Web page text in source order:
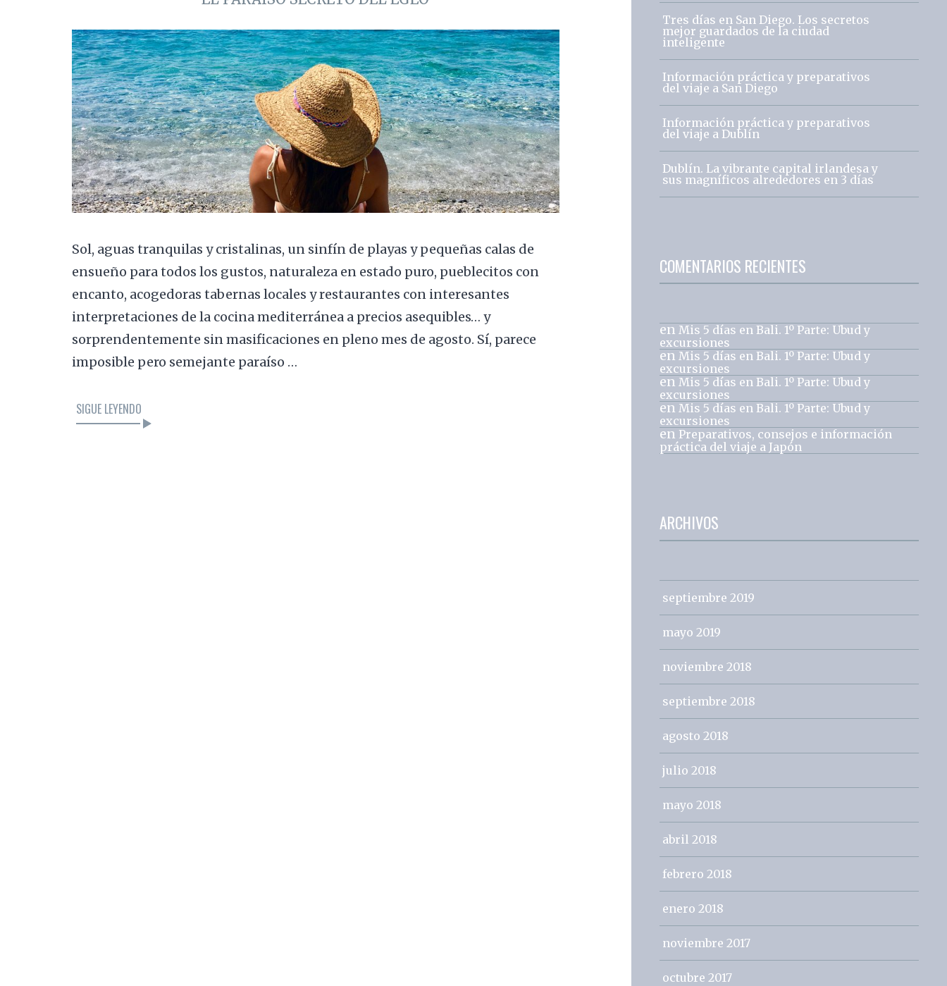
Sol, aguas tranquilas y cristalinas, un sinfín de playas y pequeñas calas de
ensueño para todos los gustos, naturaleza en estado puro, pueblecitos con
encanto, acogedoras tabernas locales y restaurantes con interesantes
interpretaciones de la cocina mediterránea a precios asequibles… y
sorprendentemente sin masificaciones en pleno mes de agosto. Sí, parece
imposible pero semejante paraíso …
SIGUE LEYENDO
Tres días en San Diego. Los secretos
mejor guardados de la ciudad
inteligente
Información práctica y preparativos
del viaje a San Diego
Información práctica y preparativos
del viaje a Dublín
Dublín. La vibrante capital irlandesa y
sus magníficos alrededores en 3 días
COMENTARIOS RECIENTES
en Mis 5 días en Bali. 1º Parte: Ubud y
excursiones
en Mis 5 días en Bali. 1º Parte: Ubud y
excursiones
en Mis 5 días en Bali. 1º Parte: Ubud y
excursiones
en Mis 5 días en Bali. 1º Parte: Ubud y
excursiones
en Preparativos, consejos e información
práctica del viaje a Japón
ARCHIVOS
septiembre 2019
mayo 2019
noviembre 2018
septiembre 2018
agosto 2018
julio 2018
mayo 2018
abril 2018
febrero 2018
enero 2018
noviembre 2017
octubre 2017